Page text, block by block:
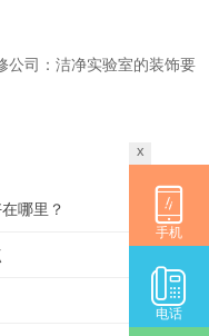
公司：洁净实验室的装饰要
哪里？
x
手机
电话